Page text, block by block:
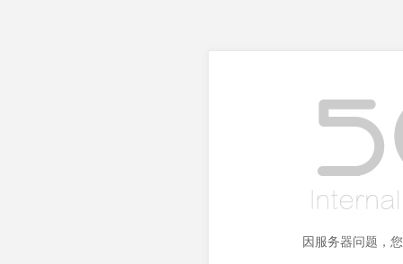
因服务器问题，